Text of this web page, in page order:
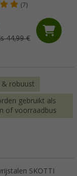
(7)
44,99 €
& robuust
gebruikt als
of voorraadbus
SKOTTI